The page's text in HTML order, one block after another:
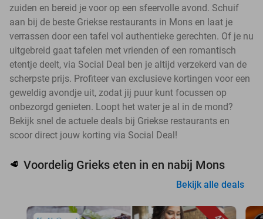
zuiden en bereid je voor op een sfeervolle avond. Schuif
aan bij de beste Griekse restaurants in Mons en laat je
verrassen door een tafel vol authentieke gerechten. Of je nu
uitgebreid gaat tafelen met vrienden of een romantisch
etentje deelt, via Social Deal ben je altijd verzekerd van de
scherpste prijs. Profiteer van exclusieve kortingen voor een
geweldig avondje uit, zodat jij puur kunt focussen op
onbezorgd genieten. Loopt het water je al in de mond?
Bekijk snel de actuele deals bij Griekse restaurants en
scoor direct jouw korting via Social Deal!
🥩 Voordelig Grieks eten in en nabij Mons
Bekijk alle deals